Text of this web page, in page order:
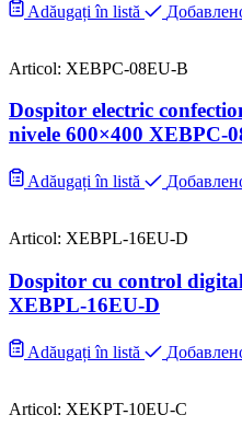
Adăugați în listă
Articol: XEBPC-08EU-B
Dospitor electric
nivele 600×400 XEBPC-
Adăugați în listă
Articol: XEBPL-16EU-D
Dospitor cu control
XEBPL-16EU-D
Adăugați în listă
Articol: XEKPT-10EU-C